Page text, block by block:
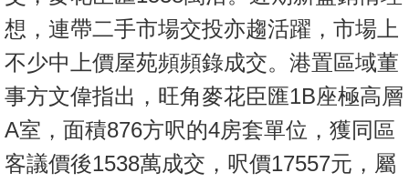
想，連帶二手市場交投亦趨活躍，市場上
不少中上價屋苑頻頻錄成交。港置區域董
事方文偉指出，旺角麥花臣匯1B座極高層
A室，面積876方呎的4房套單位，獲同區
客議價後1538萬成交，呎價17557元，屬